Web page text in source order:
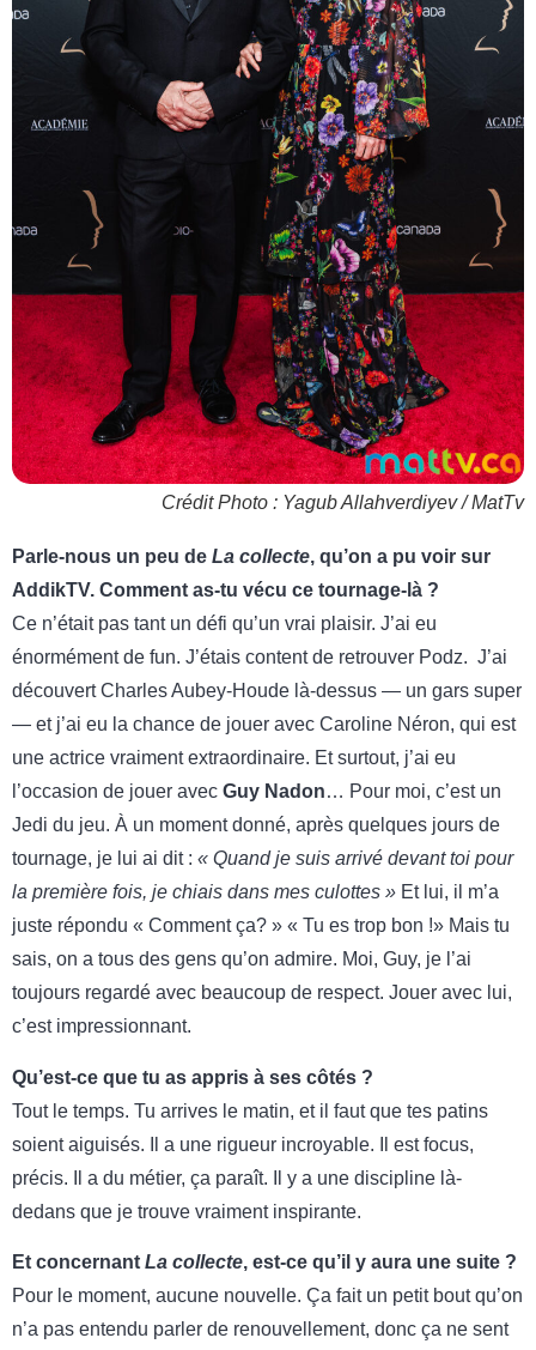
Crédit Photo : Yagub Allahverdiyev / MatTv
Parle-nous un peu de La collecte, qu’on a pu voir sur
AddikTV. Comment as-tu vécu ce tournage-là ?
Ce n’était pas tant un défi qu’un vrai plaisir. J’ai eu
énormément de fun. J’étais content de retrouver Podz. J’ai
découvert Charles Aubey-Houde là-dessus — un gars super
— et j’ai eu la chance de jouer avec Caroline Néron, qui est
une actrice vraiment extraordinaire. Et surtout, j’ai eu
l’occasion de jouer avec Guy Nadon… Pour moi, c’est un
Jedi du jeu. À un moment donné, après quelques jours de
tournage, je lui ai dit : « Quand je suis arrivé devant toi pour
la première fois, je chiais dans mes culottes » Et lui, il m’a
juste répondu « Comment ça? » « Tu es trop bon !» Mais tu
sais, on a tous des gens qu’on admire. Moi, Guy, je l’ai
toujours regardé avec beaucoup de respect. Jouer avec lui,
c’est impressionnant.
Qu’est-ce que tu as appris à ses côtés ?
Tout le temps. Tu arrives le matin, et il faut que tes patins
soient aiguisés. Il a une rigueur incroyable. Il est focus,
précis. Il a du métier, ça paraît. Il y a une discipline là-
dedans que je trouve vraiment inspirante.
Et concernant La collecte, est-ce qu’il y aura une suite ?
Pour le moment, aucune nouvelle. Ça fait un petit bout qu’on
n’a pas entendu parler de renouvellement, donc ça ne sent